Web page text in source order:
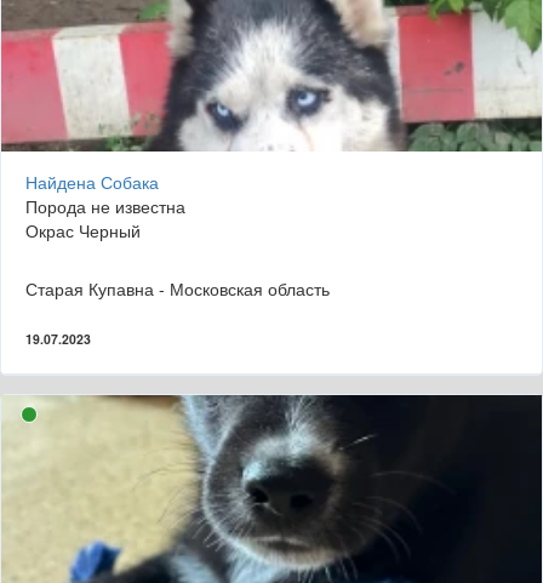
Найдена Собака
Порода не известна
Окрас Черный
Старая Купавна - Московская область
19.07.2023